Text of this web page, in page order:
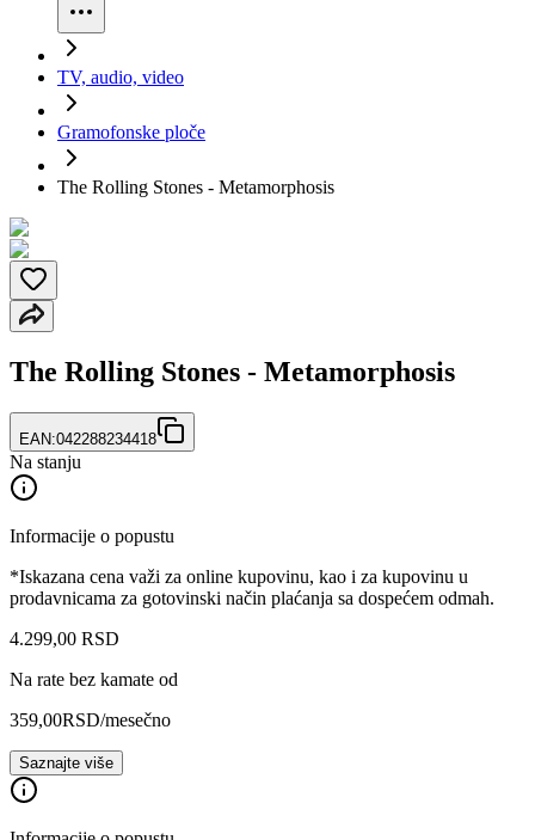
TV, audio, video
Gramofonske ploče
The Rolling Stones - Metamorphosis
The Rolling Stones - Metamorphosis
EAN:042288234418
Na stanju
Informacije o popustu
*Iskazana cena važi za online kupovinu, kao i za kupovinu u
prodavnicama za gotovinski način plaćanja sa dospećem odmah.
4.299,00 RSD
Na rate bez kamate od
359,00RSD/mesečno
Saznajte više